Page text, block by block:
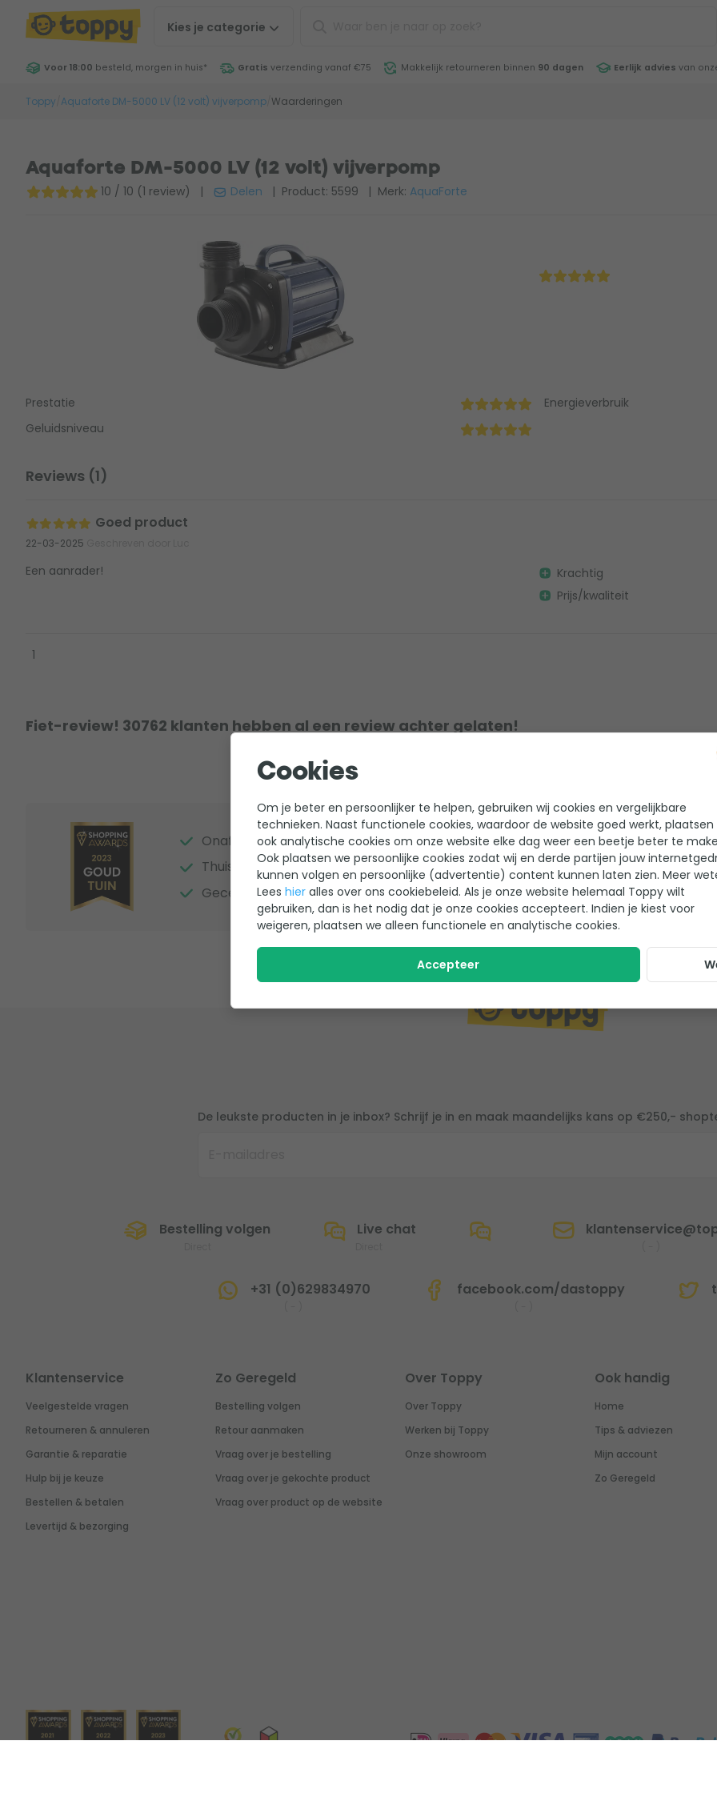
Kies je categorie
Voor 18:00 besteld, morgen in huis* Gratis verzending vanaf €75 Makkelijk retourneren binnen 90 dagen Eerlijk advies van
Toppy Aquaforte DM-5000 LV (12 volt) vijverpomp Waarderingen
Aquaforte DM-5000 LV (12 volt) vijverpomp
10 / 10 (1 review) | Delen | Product: 5599 | Merk: AquaForte
Prestatie
Geluidsniveau
Energieverbruik
Reviews (1)
Goed product
22-03-2025
Een aanrader!
Krachtig
Prijs/kwaliteit
1
Fiet-review! 30762 klanten hebben al een review achter gelaten!
Onafhankelijke beoordelingen
Thuiswinkel Waarborg
Gecertificeerde webwinkel
Joop, Clinge
Zoals altijd is het toppy
“Zoals altijd gaat alles lekker
De leukste producten in je inbox? Schrijf je in en maak maandelijks kans op €250,-
Bestelling volgen Live chat
+31 (0)629834970 facebook.com/dastoppy
Klantenservice
Veelgestelde vragen
Retourneren & annuleren
Garantie & reparatie
Hulp bij je keuze
Bestellen & betalen
Levertijd & bezorging
Zo Geregeld
Bestelling volgen
Retour aanmaken
Vraag over je bestelling
Vraag over je gekochte product
Vraag over product op de website
Over Toppy
Over Toppy
Werken bij Toppy
Onze showroom
Ook handig
Home
Tips & adviezen
Mijn account
Zo Geregeld
Cookies
Om je beter en persoonlijker te helpen, gebruiken wij cookies en vergelijkbare
technieken. Naast functionele cookies, waardoor de website goed werkt, plaatsen
ook analytische cookies om onze website elke dag weer een beetje beter te
Ook plaatsen we persoonlijke cookies zodat wij en derde partijen jouw
kunnen volgen en persoonlijke (advertentie) content kunnen laten zien. Meer
Lees hier alles over ons cookiebeleid. Als je onze website helemaal Toppy wilt
gebruiken, dan is het nodig dat je onze cookies accepteert. Indien je kiest voor
weigeren, plaatsen we alleen functionele en analytische cookies.
Accepteer